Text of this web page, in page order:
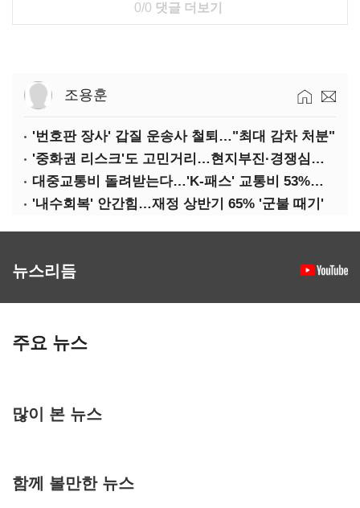
0/0 댓글 더보기
조용훈
'번호판 장사' 갑질 운송사 철퇴…"최대 감차 처분"
'중화권 리스크'도 고민거리…현지부진·경쟁심화·양안냉각
대중교통비 돌려받는다…'K-패스' 교통비 53%까지 환급
'내수회복' 안간힘…재정 상반기 65% '군불 때기'
뉴스리듬
주요 뉴스
많이 본 뉴스
함께 볼만한 뉴스